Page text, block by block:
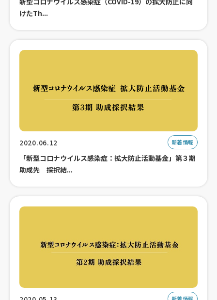
けたTh...
2020.06.12 新着情報
「新型コロナウイルス感染症：拡大防止活動基金」第３期
助成先 採択結...